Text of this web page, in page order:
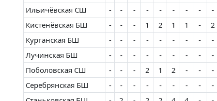
Ильичёвская СШ
- - - - - - - -
-
Кистенёвская БШ
- - - 1 2 1 1 -
2
Курганская БШ
- - - - - - - -
-
Лучинская БШ
- - - - - - - -
-
Поболовская СШ
- - - 2 1 2 - -
-
Серебрянская БШ
- - - - - - - -
-